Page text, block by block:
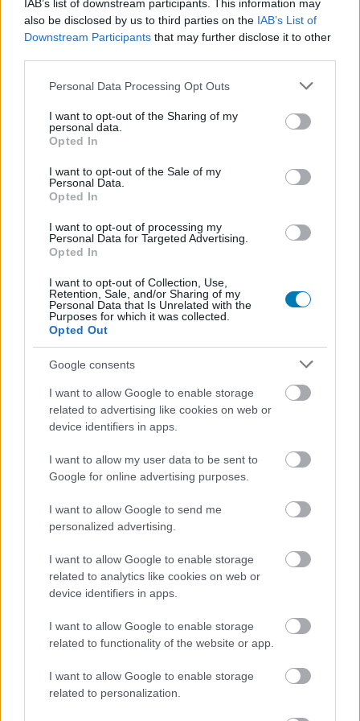
IAB’s list of downstream participants. This information may
also be disclosed by us to third parties on the IAB’s List of
Downstream Participants that may further disclose it to other
Please note that this website/app uses one or more Google
not limited to your visit or usage behaviour. You may click to
grant or deny consent to Google and its third-party tags to
use your data for below specified purposes in below Google
consent section.
Personal Data Processing Opt Outs
I want to opt-out of the Sharing of my
personal data.
Opted In
I want to opt-out of the Sale of my
Personal Data.
Opted In
I want to opt-out of processing my
Personal Data for Targeted Advertising.
Opted In
I want to opt-out of Collection, Use,
Retention, Sale, and/or Sharing of my
Personal Data that Is Unrelated with the
Purposes for which it was collected.
Opted Out
Google consents
I want to allow Google to enable storage
related to advertising like cookies on web or
device identifiers in apps.
I want to allow my user data to be sent to
Google for online advertising purposes.
I want to allow Google to send me
personalized advertising.
I want to allow Google to enable storage
related to analytics like cookies on web or
device identifiers in apps.
I want to allow Google to enable storage
related to functionality of the website or app.
I want to allow Google to enable storage
related to personalization.
legjobbakat,iratkozz fel hírlevelünkre!
megismertem és azt elfogadom.
hangulata – Jön a második forduló! (X)
Július végén folytatódik a balatoni strandröplabda-
sorozat.
Címkék: #sonic a sündisznó 2
#sonic the hedgehog 2
#xbox #microsoft
Hónapokkal később jelenik
csak meg a Csillagközi invázió
játék